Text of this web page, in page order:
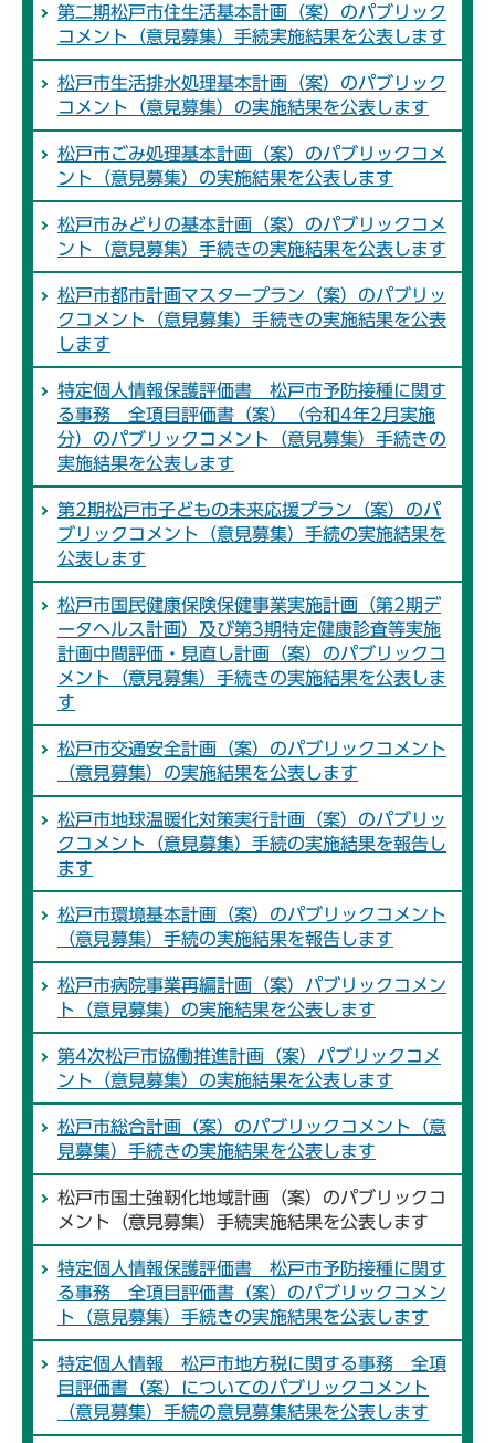
第二期松戸市住生活基本計画（案）のパブリック
コメント（意見募集）手続実施結果を公表します
松戸市生活排水処理基本計画（案）のパブリック
コメント（意見募集）の実施結果を公表します
松戸市ごみ処理基本計画（案）のパブリックコメ
ント（意見募集）の実施結果を公表します
松戸市みどりの基本計画（案）のパブリックコメ
ント（意見募集）手続きの実施結果を公表します
松戸市都市計画マスタープラン（案）のパブリッ
クコメント（意見募集）手続きの実施結果を公表
します
特定個人情報保護評価書 松戸市予防接種に関す
る事務 全項目評価書（案）（令和4年2月実施
分）のパブリックコメント（意見募集）手続きの
実施結果を公表します
第2期松戸市子どもの未来応援プラン（案）のパ
ブリックコメント（意見募集）手続の実施結果を
公表します
松戸市国民健康保険保健事業実施計画（第2期デ
ータヘルス計画）及び第3期特定健康診査等実施
計画中間評価・見直し計画（案）のパブリックコ
メント（意見募集）手続きの実施結果を公表しま
す
松戸市交通安全計画（案）のパブリックコメント
（意見募集）の実施結果を公表します
松戸市地球温暖化対策実行計画（案）のパブリッ
クコメント（意見募集）手続の実施結果を報告し
ます
松戸市環境基本計画（案）のパブリックコメント
（意見募集）手続の実施結果を報告します
松戸市病院事業再編計画（案）パブリックコメン
ト（意見募集）の実施結果を公表します
第4次松戸市協働推進計画（案）パブリックコメ
ント（意見募集）の実施結果を公表します
松戸市総合計画（案）のパブリックコメント（意
見募集）手続きの実施結果を公表します
松戸市国土強靭化地域計画（案）のパブリックコ
メント（意見募集）手続実施結果を公表します
特定個人情報保護評価書 松戸市予防接種に関す
る事務 全項目評価書（案）のパブリックコメン
ト（意見募集）手続きの実施結果を公表します
特定個人情報 松戸市地方税に関する事務 全項
目評価書（案）についてのパブリックコメント
（意見募集）手続の意見募集結果を公表します